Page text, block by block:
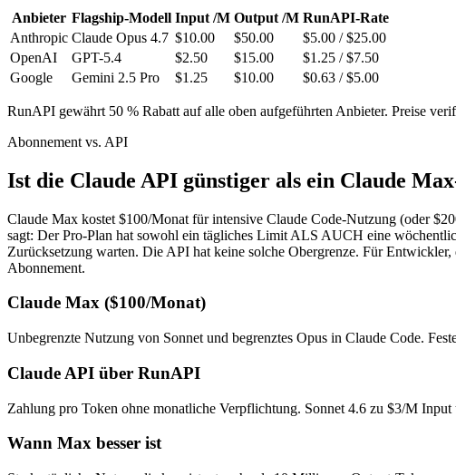
Anbieter Flagship-Modell Input /M Output /M RunAPI-Rate
Anthropic Claude Opus 4.7 $10.00 $50.00
$5.00 / $25.00
OpenAI
GPT-5.4 $2.50 $15.00
$1.25 / $7.50
Google
Gemini 2.5 Pro $1.25 $10.00 $0.63 / $5.00
RunAPI gewährt 50 % Rabatt auf alle oben aufgeführten Anbieter. Preise
Abonnement vs. API
Ist die Claude API günstiger als ein Claude
Claude Max kostet $100/Monat für intensive Claude Code-Nutzung (oder
sagt: Der Pro-Plan hat sowohl ein tägliches Limit ALS AUCH eine
Zurücksetzung warten. Die API hat keine solche Obergrenze. Für
Abonnement.
Claude Max ($100/Monat)
Unbegrenzte Nutzung von Sonnet und begrenztes Opus in Claude Code.
Claude API über RunAPI
Zahlung pro Token ohne monatliche Verpflichtung. Sonnet 4.6 zu $3/M
Wann Max besser ist